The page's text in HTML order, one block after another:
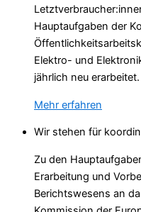
Hauptaufgaben der
Elektro- und
jährlich neu erarbeitet.
Mehr erfahren
Wir stehen für
Zu den
Erarbeitung und
Berichtswesens an